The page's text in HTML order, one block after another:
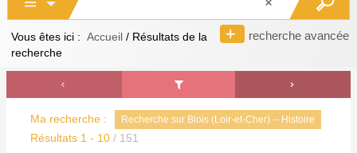
recherche avancée
Vous êtes ici : Accueil / Résultats de la
recherche
Ma recherche : Recherche sur Blois (Loir-et-Cher) -- Histoire
Résultats 1 - 10 / 151